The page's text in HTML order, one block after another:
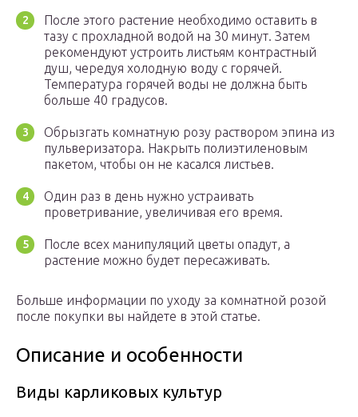
После этого растение необходимо оставить в
тазу с прохладной водой на 30 минут. Затем
рекомендуют устроить листьям контрастный
душ, чередуя холодную воду с горячей.
Температура горячей воды не должна быть
больше 40 градусов.
Обрызгать комнатную розу раствором эпина из
пульверизатора. Накрыть полиэтиленовым
пакетом, чтобы он не касался листьев.
Один раз в день нужно устраивать
проветривание, увеличивая его время.
После всех манипуляций цветы опадут, а
растение можно будет пересаживать.
Больше информации по уходу за комнатной розой
после покупки вы найдете в этой статье.
Описание и особенности
Виды карликовых культур